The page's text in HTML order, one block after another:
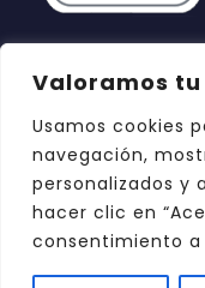
Valoramos
Usamos cookies
navegación,
personalizados y
hacer clic en
consentimiento a
derechos